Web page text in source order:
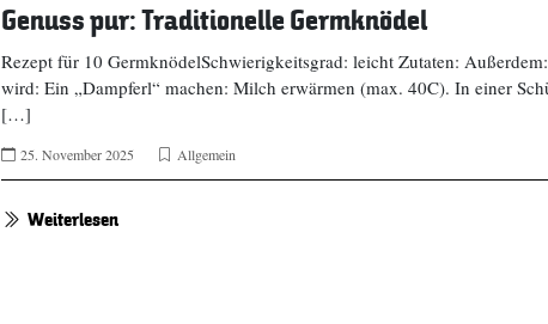
Genuss pur: Traditionelle Germknödel
Rezept für 10 GermknödelSchwierigkeitsgrad: leicht Zutaten:
wird: Ein „Dampferl“ machen: Milch erwärmen (max. 40C). In einer
[…]
25. November 2025 Allgemein
Weiterlesen